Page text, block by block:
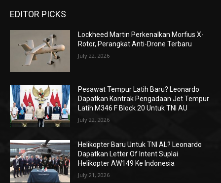
EDITOR PICKS
Lockheed Martin Perkenalkan Morfius X-
Rotor, Perangkat Anti-Drone Terbaru
July 22, 2026
Pesawat Tempur Latih Baru? Leonardo
Dapatkan Kontrak Pengadaan Jet Tempur
Latih M346 F Block 20 Untuk TNI AU
July 22, 2026
Helikopter Baru Untuk TNI AL? Leonardo
Dapatkan Letter Of Intent Suplai
Helikopter AW149 Ke Indonesia
July 21, 2026